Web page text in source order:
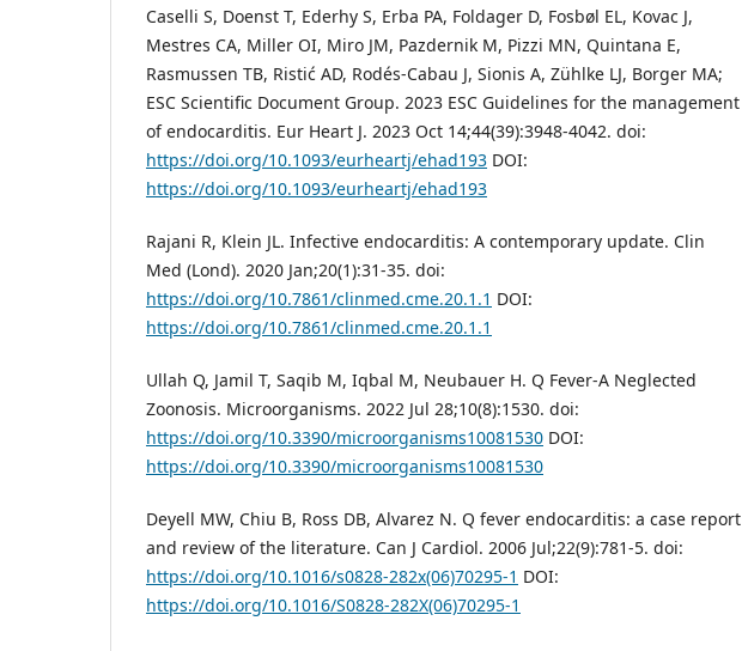
Caselli S, Doenst T, Ederhy S, Erba PA, Foldager D, Fosbøl EL, Kovac J,
Mestres CA, Miller OI, Miro JM, Pazdernik M, Pizzi MN, Quintana E,
Rasmussen TB, Ristić AD, Rodés-Cabau J, Sionis A, Zühlke LJ, Borger MA;
ESC Scientific Document Group. 2023 ESC Guidelines for the management
of endocarditis. Eur Heart J. 2023 Oct 14;44(39):3948-4042. doi:
https://doi.org/10.1093/eurheartj/ehad193 DOI:
https://doi.org/10.1093/eurheartj/ehad193
Rajani R, Klein JL. Infective endocarditis: A contemporary update. Clin
Med (Lond). 2020 Jan;20(1):31-35. doi:
https://doi.org/10.7861/clinmed.cme.20.1.1 DOI:
https://doi.org/10.7861/clinmed.cme.20.1.1
Ullah Q, Jamil T, Saqib M, Iqbal M, Neubauer H. Q Fever-A Neglected
Zoonosis. Microorganisms. 2022 Jul 28;10(8):1530. doi:
https://doi.org/10.3390/microorganisms10081530 DOI:
https://doi.org/10.3390/microorganisms10081530
Deyell MW, Chiu B, Ross DB, Alvarez N. Q fever endocarditis: a case report
and review of the literature. Can J Cardiol. 2006 Jul;22(9):781-5. doi:
https://doi.org/10.1016/s0828-282x(06)70295-1 DOI:
https://doi.org/10.1016/S0828-282X(06)70295-1